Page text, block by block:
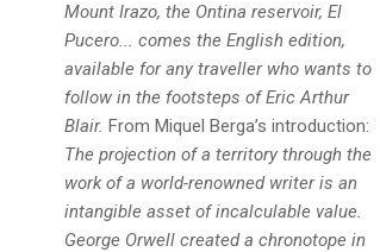
Mount Irazo, the Ontina reservoir, El
Pucero... comes the English edition,
available for any traveller who wants to
follow in the footsteps of Eric Arthur
Blair. From Miquel Berga’s introduction:
The projection of a territory through the
work of a world-renowned writer is an
intangible asset of incalculable value.
George Orwell created a chronotope in